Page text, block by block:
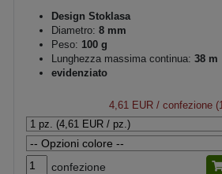
Design Stoklasa
Diametro: 8 mm
Peso: 100 g
Lunghezza massima continua: 38 m
evidenziato
4,61 EUR / confezione
confezione